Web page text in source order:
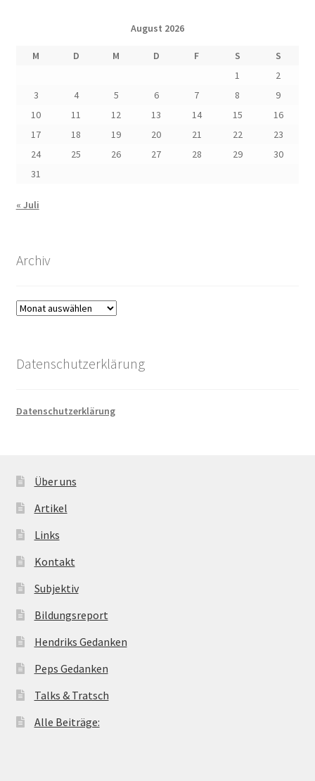
August 2026
M D M D F S
S
1
2
3
4 5 6 7 8
9
10
11 12 13 14 15
16
17
18 19 20 21 22
23
24
25 26 27 28 29
30
31
« Juli
Archiv
Archiv
Datenschutzerklärung
Datenschutzerklärung
Über uns
Artikel
Links
Kontakt
Subjektiv
Bildungsreport
Hendriks Gedanken
Peps Gedanken
Talks & Tratsch
Alle Beiträge: